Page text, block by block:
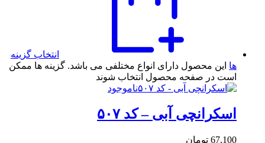
انتخاب گزینه
ها این محصول دارای انواع مختلفی می باشد. گزینه ها ممکن
است در صفحه محصول انتخاب شوند
ناموجود
اسکرانچی آبی – کد ۵۰۷
67,100 تومان